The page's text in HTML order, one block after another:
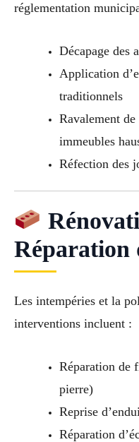
réglementation
Décapage des
Application
traditionnels
Ravalement de
immeubles
Réfection des
Réparation
Les intempéries et la
interventions incluent :
Réparation de
pierre)
Reprise
Réparation